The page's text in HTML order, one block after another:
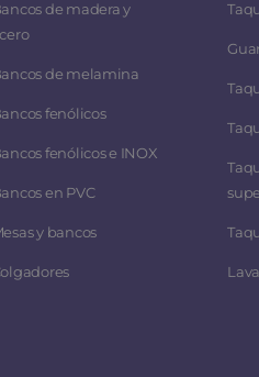
de madera y
de melamina
fenólicos
fenólicos e INOX
en PVC
y bancos